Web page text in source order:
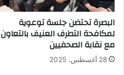
البصرة تحتضن جلسة توعوية
لمكافحة التطرف العنيف بالتعاون
مع نقابة الصحفيين
28 أغسطس، 2025